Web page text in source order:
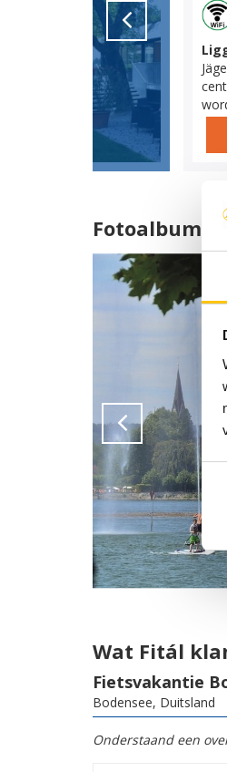
Fotoalbum
Wat Fitál
Fietsvakantie
Bodensee, Duitsland
Onderstaand een